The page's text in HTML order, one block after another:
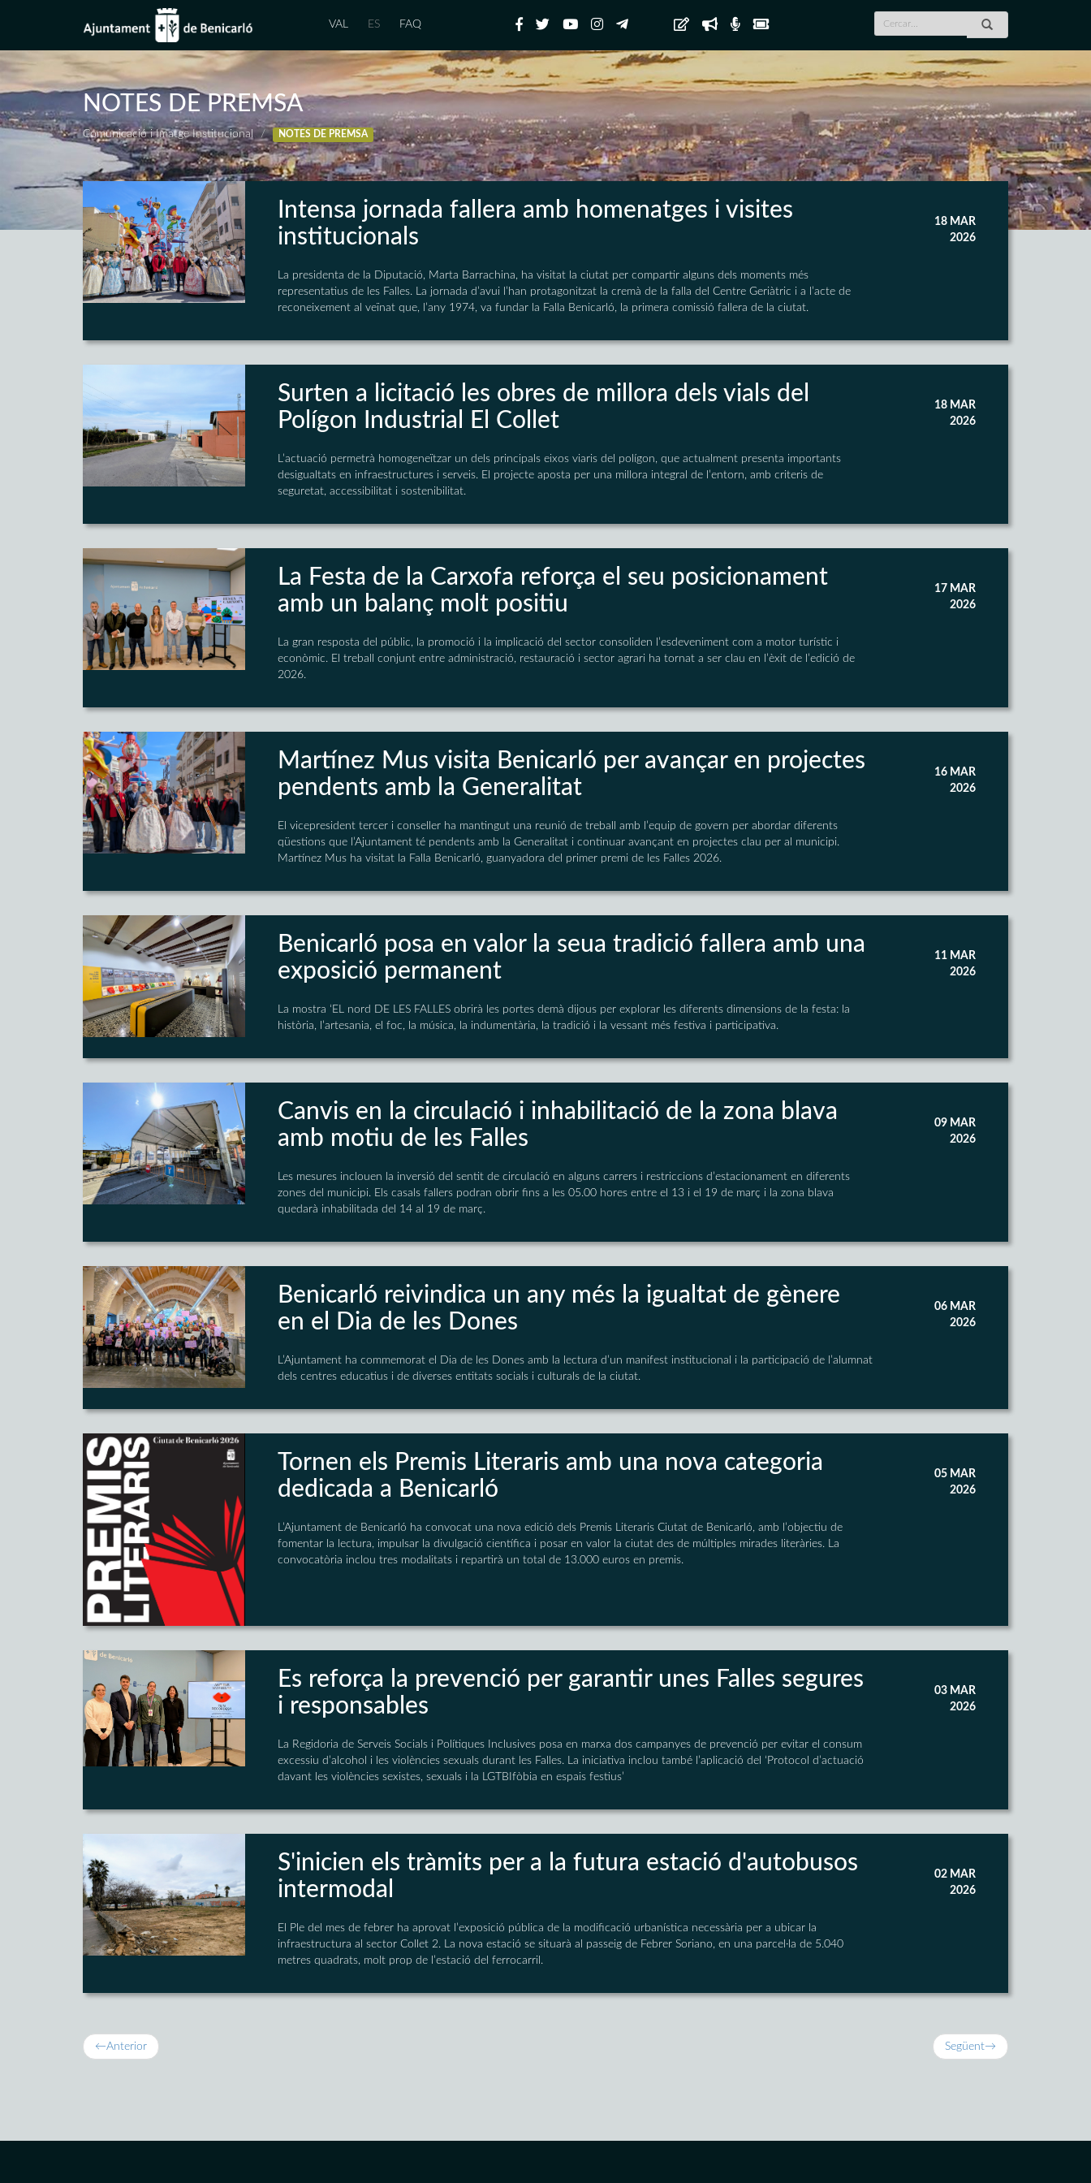
VAL ES FAQ
NOTES DE PREMSA
Comunicació i Imatge Institucional NOTES DE PREMSA
Intensa jornada fallera amb homenatges i visites
institucionals
La presidenta de la Diputació, Marta Barrachina, ha visitat la ciutat per compartir alguns dels moments més
representatius de les Falles. La jornada d’avui l’han protagonitzat la cremà de la falla del Centre Geriàtric i a l’acte de
reconeixement al veïnat que, l’any 1974, va fundar la Falla Benicarló, la primera comissió fallera de la ciutat.
18 MAR
2026
Surten a licitació les obres de millora dels vials del
Polígon Industrial El Collet
L’actuació permetrà homogeneïtzar un dels principals eixos viaris del polígon, que actualment presenta importants
desigualtats en infraestructures i serveis. El projecte aposta per una millora integral de l’entorn, amb criteris de
seguretat, accessibilitat i sostenibilitat.
18 MAR
2026
La Festa de la Carxofa reforça el seu posicionament
amb un balanç molt positiu
La gran resposta del públic, la promoció i la implicació del sector consoliden l’esdeveniment com a motor turístic i
econòmic. El treball conjunt entre administració, restauració i sector agrari ha tornat a ser clau en l’èxit de l’edició de
2026.
17 MAR
2026
Martínez Mus visita Benicarló per avançar en projectes
pendents amb la Generalitat
El vicepresident tercer i conseller ha mantingut una reunió de treball amb l’equip de govern per abordar diferents
qüestions que l’Ajuntament té pendents amb la Generalitat i continuar avançant en projectes clau per al municipi.
Martínez Mus ha visitat la Falla Benicarló, guanyadora del primer premi de les Falles 2026.
16 MAR
2026
Benicarló posa en valor la seua tradició fallera amb una
exposició permanent
La mostra ‘EL nord DE LES FALLES obrirà les portes demà dijous per explorar les diferents dimensions de la festa: la
història, l’artesania, el foc, la música, la indumentària, la tradició i la vessant més festiva i participativa.
11 MAR
2026
Canvis en la circulació i inhabilitació de la zona blava
amb motiu de les Falles
Les mesures inclouen la inversió del sentit de circulació en alguns carrers i restriccions d’estacionament en diferents
zones del municipi. Els casals fallers podran obrir fins a les 05.00 hores entre el 13 i el 19 de març i la zona blava
quedarà inhabilitada del 14 al 19 de març.
09 MAR
2026
Benicarló reivindica un any més la igualtat de gènere
en el Dia de les Dones
L’Ajuntament ha commemorat el Dia de les Dones amb la lectura d’un manifest institucional i la participació de l’alumnat
dels centres educatius i de diverses entitats socials i culturals de la ciutat.
06 MAR
2026
Tornen els Premis Literaris amb una nova categoria
dedicada a Benicarló
L’Ajuntament de Benicarló ha convocat una nova edició dels Premis Literaris Ciutat de Benicarló, amb l’objectiu de
fomentar la lectura, impulsar la divulgació científica i posar en valor la ciutat des de múltiples mirades literàries. La
convocatòria inclou tres modalitats i repartirà un total de 13.000 euros en premis.
05 MAR
2026
Es reforça la prevenció per garantir unes Falles segures
i responsables
La Regidoria de Serveis Socials i Polítiques Inclusives posa en marxa dos campanyes de prevenció per evitar el consum
excessiu d’alcohol i les violències sexuals durant les Falles. La iniciativa inclou també l’aplicació del ‘Protocol d’actuació
davant les violències sexistes, sexuals i la LGTBIfòbia en espais festius’
03 MAR
2026
S'inicien els tràmits per a la futura estació d'autobusos
intermodal
El Ple del mes de febrer ha aprovat l’exposició pública de la modificació urbanística necessària per a ubicar la
infraestructura al sector Collet 2. La nova estació se situarà al passeig de Febrer Soriano, en una parcel·la de 5.040
metres quadrats, molt prop de l’estació del ferrocarril.
02 MAR
2026
←Anterior Següent→